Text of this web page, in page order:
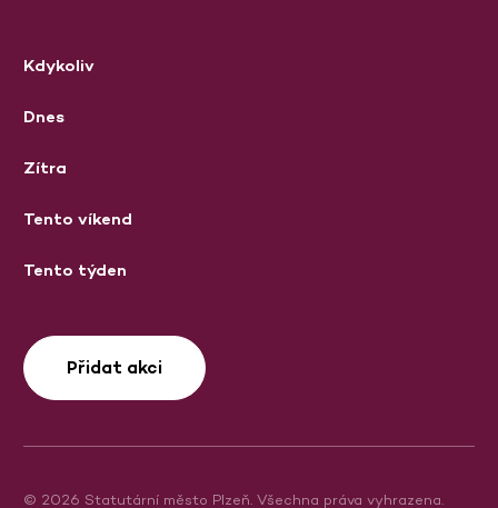
Kdykoliv
Dnes
Zítra
Tento víkend
Tento týden
Přidat akci
© 2026 Statutární město Plzeň. Všechna práva vyhrazena.